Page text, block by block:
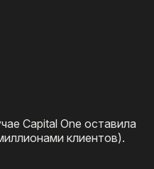
Capital One оставила
клиентов).